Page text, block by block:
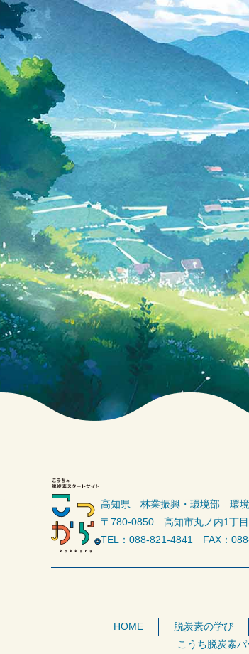
高知県 林業振興・環境部 環境
〒780-0850 高知市丸ノ内1丁
TEL：088-821-4841 FAX：
HOME 脱炭素の学び
こうち脱炭素